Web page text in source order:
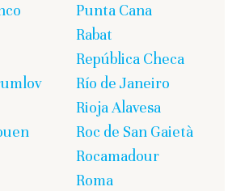
Punta Cana
Rabat
República Checa
Río de Janeiro
Rioja Alavesa
Roc de San Gaietà
Rocamadour
Roma